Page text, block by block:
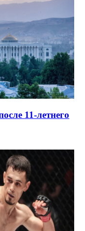
11-летнего